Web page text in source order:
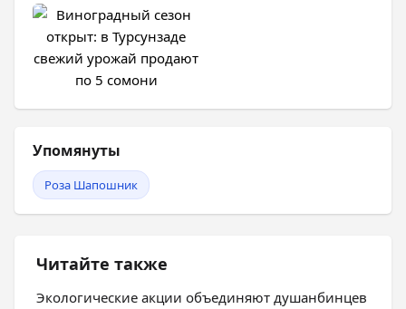
Упомянуты
Роза Шапошник
Читайте также
Экологические акции объединяют душанбинцев